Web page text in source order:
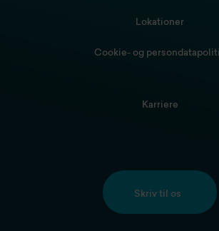
Lokationer
Cookie- og
Karriere
Skriv til os